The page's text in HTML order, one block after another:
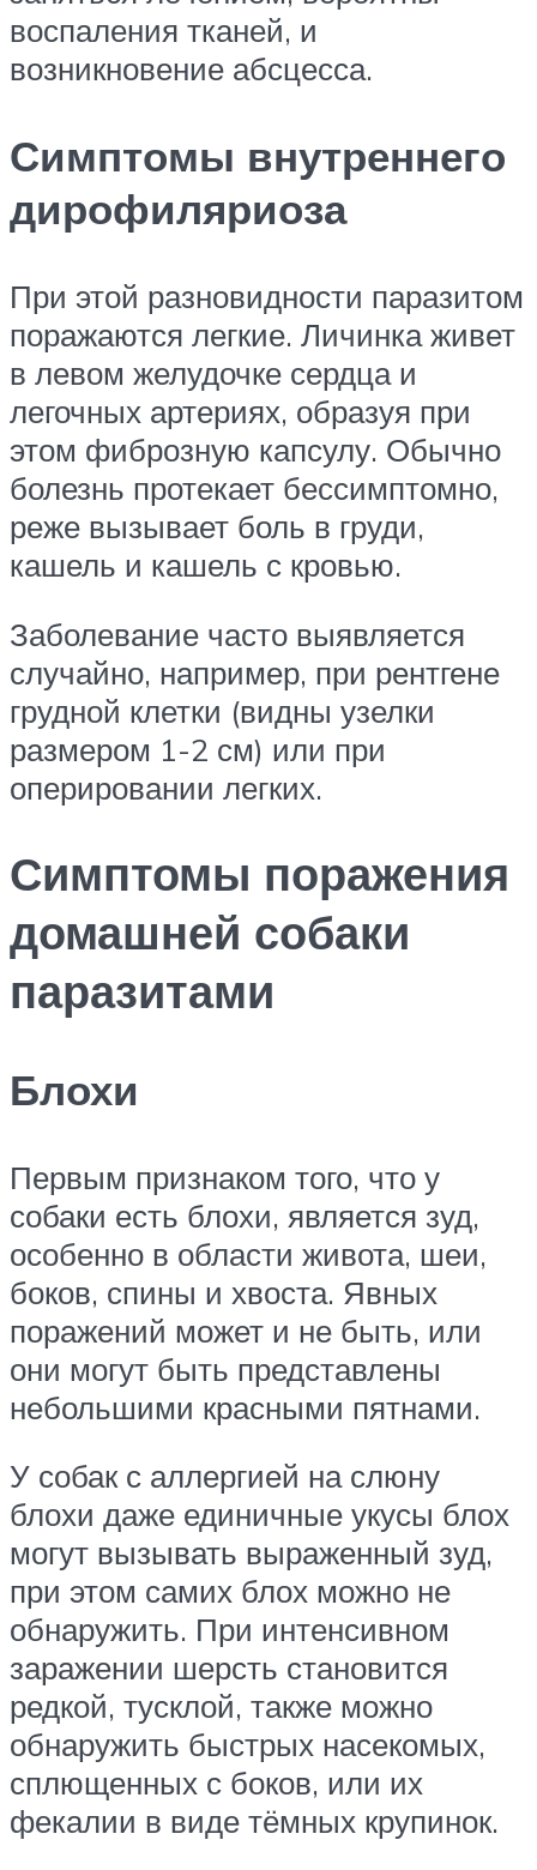
воспаления тканей, и
возникновение абсцесса.
Симптомы внутреннего
дирофиляриоза
При этой разновидности паразитом
поражаются легкие. Личинка живет
в левом желудочке сердца и
легочных артериях, образуя при
этом фиброзную капсулу. Обычно
болезнь протекает бессимптомно,
реже вызывает боль в груди,
кашель и кашель с кровью.
Заболевание часто выявляется
случайно, например, при рентгене
грудной клетки (видны узелки
размером 1-2 см) или при
оперировании легких.
Симптомы поражения
домашней собаки
паразитами
Блохи
Первым признаком того, что у
собаки есть блохи, является зуд,
особенно в области живота, шеи,
боков, спины и хвоста. Явных
поражений может и не быть, или
они могут быть представлены
небольшими красными пятнами.
У собак с аллергией на слюну
блохи даже единичные укусы блох
могут вызывать выраженный зуд,
при этом самих блох можно не
обнаружить. При интенсивном
заражении шерсть становится
редкой, тусклой, также можно
обнаружить быстрых насекомых,
сплющенных с боков, или их
фекалии в виде тёмных крупинок.